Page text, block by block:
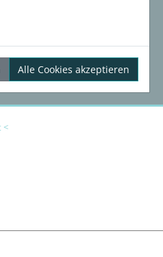
<
Alle Cookies akzeptieren